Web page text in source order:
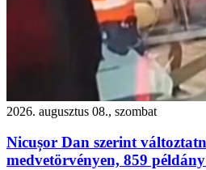
2026. augusztus 08., szombat
Nicușor Dan szerint
medvetörvényen, 859